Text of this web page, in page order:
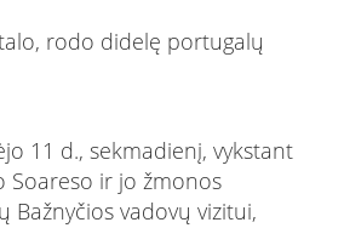
rodo didelę portugalų